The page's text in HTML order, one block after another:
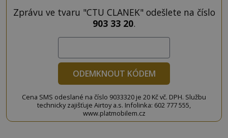
Zprávu ve tvaru "CTU CLANEK" odešlete na číslo
903 33 20.
ODEMKNOUT KÓDEM
Cena SMS odeslané na číslo 9033320 je 20 Kč vč. DPH. Službu
technicky zajišťuje Airtoy a.s. Infolinka: 602 777 555,
www.platmobilem.cz